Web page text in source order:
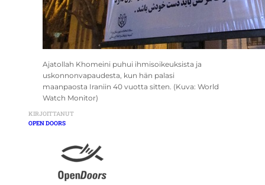
Ajatollah Khomeini puhui ihmisoikeuksista ja
uskonnonvapaudesta, kun hän palasi
maanpaosta Iraniin 40 vuotta sitten. (Kuva: World
Watch Monitor)
KIRJOITTANUT
OPEN DOORS